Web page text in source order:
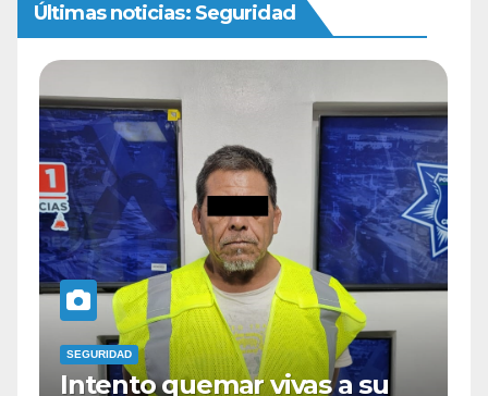
Últimas noticias: Seguridad
a su
SEGURIDAD
Cae sujeto en la colonia